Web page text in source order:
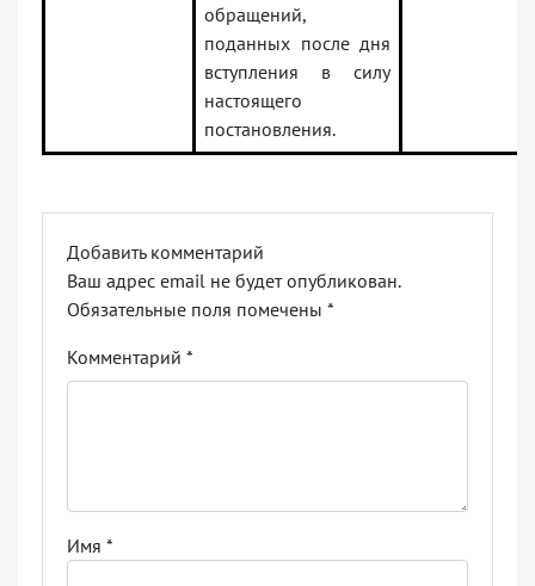
обращений,
поданных после дня
вступления в силу
настоящего
постановления.
Добавить комментарий
Ваш адрес email не будет опубликован.
Обязательные поля помечены *
Комментарий *
Имя *